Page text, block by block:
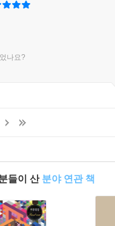
나요?
들이 산 분야 연관 책